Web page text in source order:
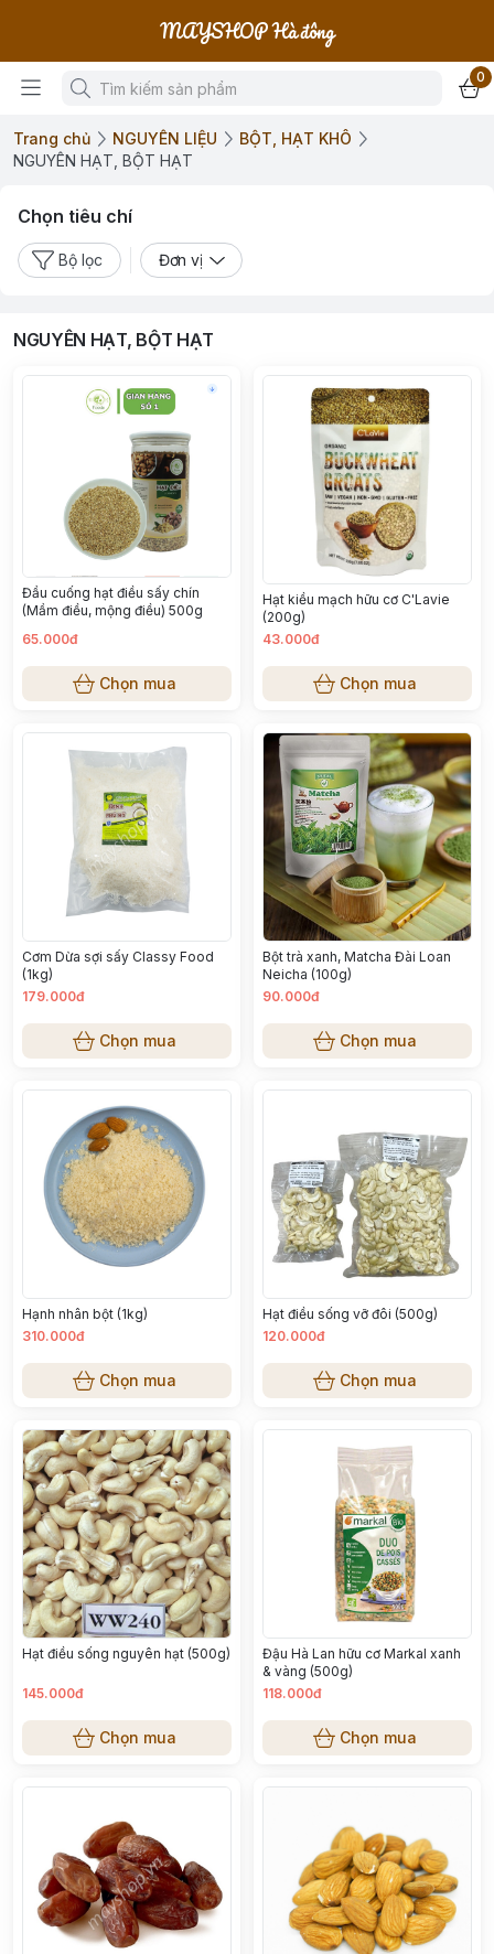
MAYSHOP Hà đông
0
Trang chủ NGUYÊN LIỆU
BỘT, HẠT KHÔ
NGUYÊN HẠT, BỘT HẠT
Chọn tiêu chí
Bộ lọc Đơn vị
NGUYÊN HẠT, BỘT HẠT
Đầu cuống hạt điều sấy chín
(Mầm điều, mộng điều) 500g
65.000đ
Chọn mua
Hạt kiều mạch hữu cơ C'Lavie
(200g)
43.000đ
Chọn mua
Cơm Dừa sợi sấy Classy Food
(1kg)
179.000đ
Chọn mua
Bột trà xanh, Matcha Đài Loan
Neicha (100g)
90.000đ
Chọn mua
Hạnh nhân bột (1kg)
310.000đ
Chọn mua
Hạt điều sống vỡ đôi (500g)
120.000đ
Chọn mua
Hạt điều sống nguyên hạt (500g)
145.000đ
Chọn mua
Đậu Hà Lan hữu cơ Markal xanh
& vàng (500g)
118.000đ
Chọn mua